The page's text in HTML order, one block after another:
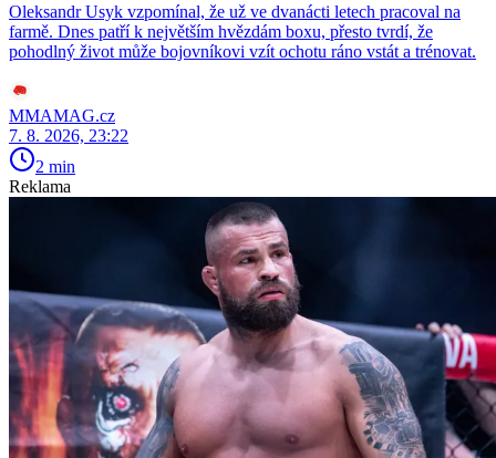
Oleksandr Usyk vzpomínal, že už ve dvanácti letech pracoval na
farmě. Dnes patří k největším hvězdám boxu, přesto tvrdí, že
pohodlný život může bojovníkovi vzít ochotu ráno vstát a trénovat.
MMAMAG.cz
7. 8. 2026, 23:22
2 min
Reklama